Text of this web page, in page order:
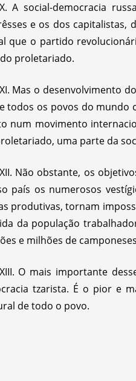
X. A social-democracia
e os dos capitalistas,
que o partido
proletariado.
XI. Mas o desenvolvimento
todos os povos do mundo
num movimento
uma parte da
XII. Não obstante, os
país os numerosos
produtivas, tornam
da população
e milhões de
XIII. O mais importante
tzarista. É o pior e
de todo o povo.